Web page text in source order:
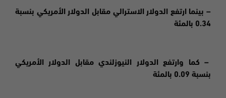
– بينما ارتفع الدولار الاسترالي مقابل الدولار الأمريكي بنسبة
0.34 بالمئة
– كما وارتفع الدولار النيوزلندي مقابل الدولار الأمريكي
بنسبة 0.09 بالمئة